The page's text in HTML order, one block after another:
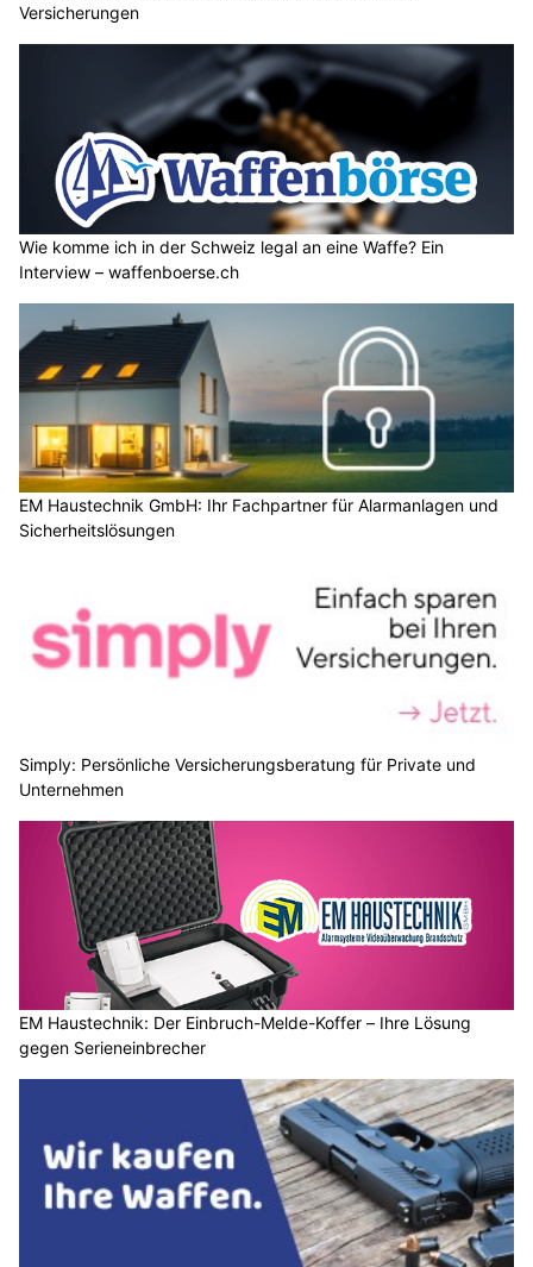
Versicherungen
Wie komme ich in der Schweiz legal an eine Waffe? Ein
Interview – waffenboerse.ch
EM Haustechnik GmbH: Ihr Fachpartner für Alarmanlagen und
Sicherheitslösungen
Simply: Persönliche Versicherungsberatung für Private und
Unternehmen
EM Haustechnik: Der Einbruch-Melde-Koffer – Ihre Lösung
gegen Serieneinbrecher